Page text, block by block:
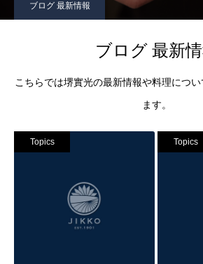
ブログ 最新情報
ブログ 最新
こちらでは堺實光の最新情報や料理につ
ます。
Topics Topics